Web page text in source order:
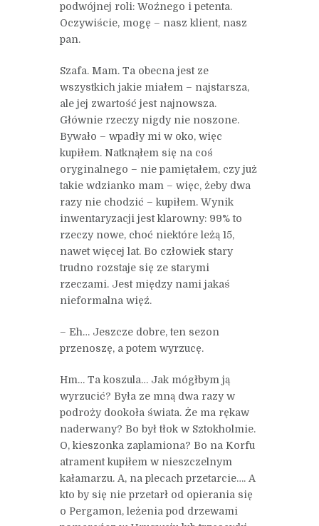
podwójnej roli: Woźnego i petenta.
Oczywiście, mogę – nasz klient, nasz
pan.
Szafa. Mam. Ta obecna jest ze
wszystkich jakie miałem – najstarsza,
ale jej zwartość jest najnowsza.
Głównie rzeczy nigdy nie noszone.
Bywało – wpadły mi w oko, więc
kupiłem. Natknąłem się na coś
oryginalnego – nie pamiętałem, czy już
takie wdzianko mam – więc, żeby dwa
razy nie chodzić – kupiłem. Wynik
inwentaryzacji jest klarowny: 99% to
rzeczy nowe, choć niektóre leżą 15,
nawet więcej lat. Bo człowiek stary
trudno rozstaje się ze starymi
rzeczami. Jest między nami jakaś
nieformalna więź.
– Eh… Jeszcze dobre, ten sezon
przenoszę, a potem wyrzucę.
Hm… Ta koszula… Jak mógłbym ją
wyrzucić? Była ze mną dwa razy w
podroży dookoła świata. Że ma rękaw
naderwany? Bo był tłok w Sztokholmie.
O, kieszonka zaplamiona? Bo na Korfu
atrament kupiłem w nieszczelnym
kałamarzu. A, na plecach przetarcie…. A
kto by się nie przetarł od opierania się
o Pergamon, leżenia pod drzewami